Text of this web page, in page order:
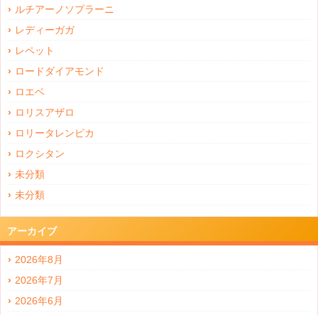
ルチアーノソプラーニ
レディーガガ
レペット
ロードダイアモンド
ロエベ
ロリスアザロ
ロリータレンピカ
ロクシタン
未分類
未分類
アーカイブ
2026年8月
2026年7月
2026年6月